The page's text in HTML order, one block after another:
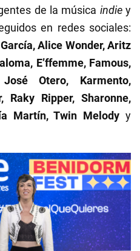
de la música indiey
en redes sociales:
Alice Wonder, Aritz
E’ffemme, Famous,
Otero, Karmento,
Raky Ripper, Sharonne,
Martín, Twin Melody y